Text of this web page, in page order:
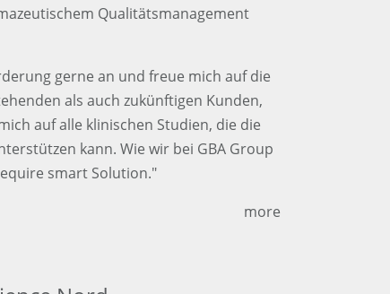
Qualitätsmanagement
gerne an und freue mich auf die
als auch zukünftigen Kunden,
auf alle klinischen Studien, die die
kann. Wie wir bei GBA Group
smart Solution."
more